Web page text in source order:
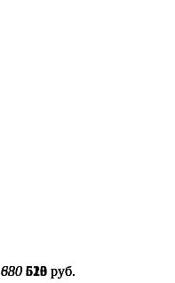
680 510 руб.
680 510 руб.
830 623 руб.